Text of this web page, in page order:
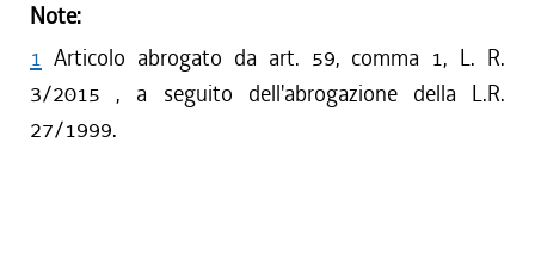
Note:
1 Articolo abrogato da art. 59, comma 1, L. R.
3/2015 , a seguito dell'abrogazione della L.R.
27/1999.